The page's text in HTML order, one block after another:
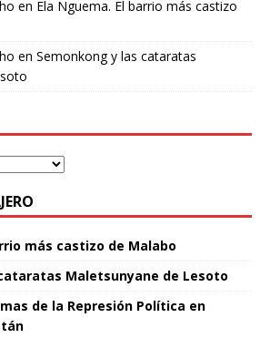
en Ela Nguema. El barrio más castizo
en Semonkong y las cataratas
más castizo de Malabo
Maletsunyane de Lesoto
de la Represión Política en